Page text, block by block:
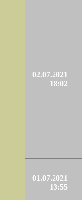
02.07.2021
18:02
01.07.2021
13:55